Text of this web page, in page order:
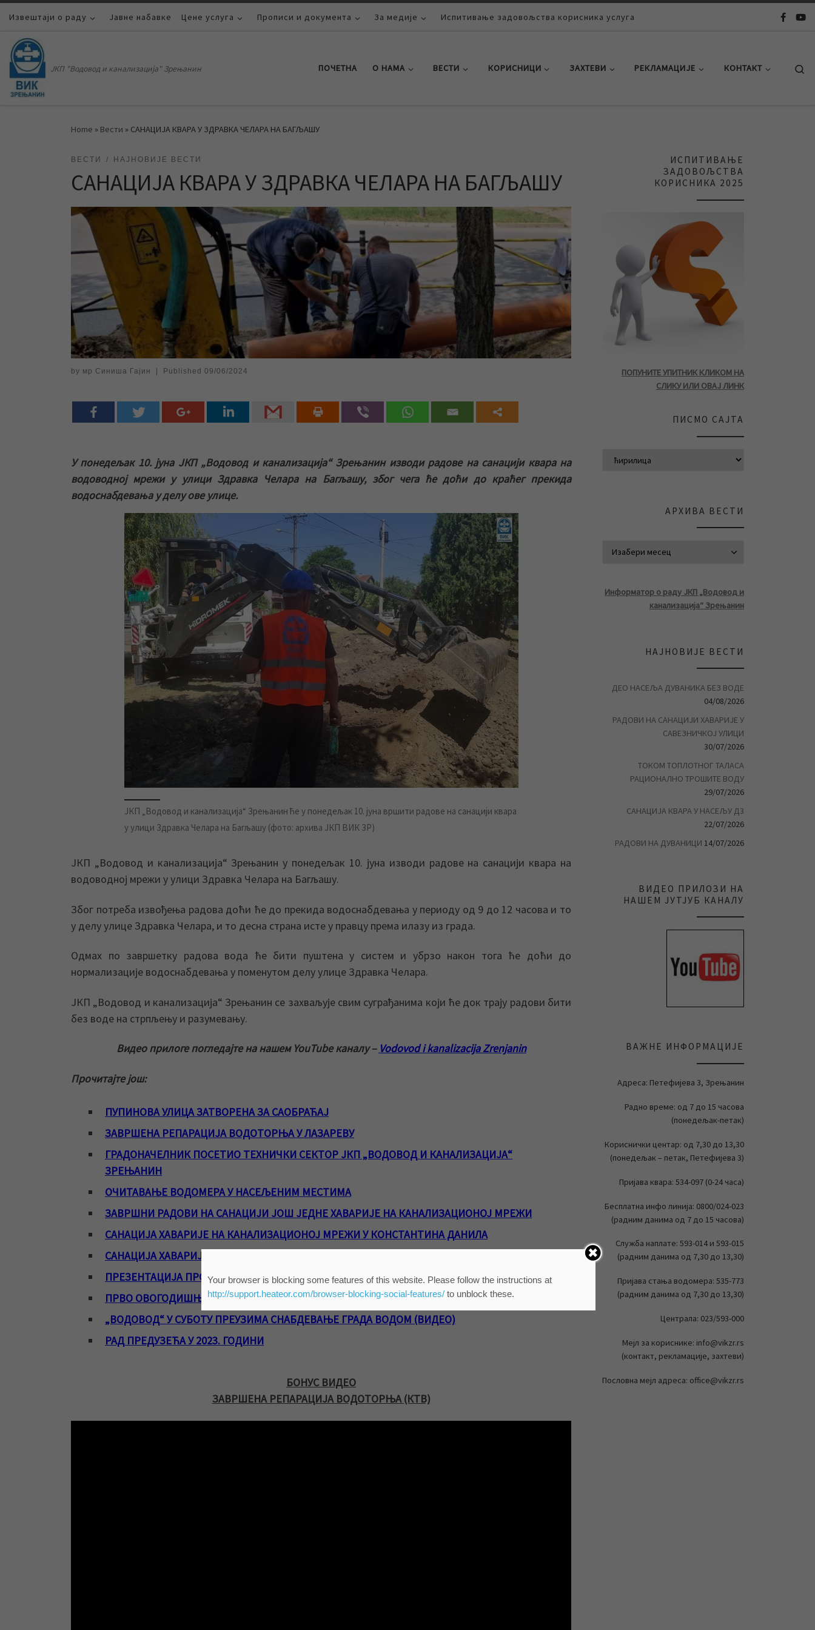
Skip to content
Извештаји о раду Јавне набавке Цене услуга Прописи и документа За медије Испитивање задовољства корисника услуга
ЈКП "Водовод и канализација" Зрењанин ПОЧЕТНА О НАМА ВЕСТИ КОРИСНИЦИ ЗАХТЕВИ РЕКЛАМАЦИЈЕ КОНТАКТ
Home » Вести » САНАЦИЈА КВАРА У ЗДРАВКА ЧЕЛАРА НА БАГЉАШУ
ВЕСТИ НАЈНОВИЈЕ ВЕСТИ
САНАЦИЈА КВАРА У ЗДРАВКА ЧЕЛАРА НА БАГЉАШУ
by мр Синиша Гајин Published 09/06/2024
У понедељак 10. јуна ЈКП „Водовод и канализација“ Зрењанин изводи радове на санацији квара на
водоводној мрежи у улици Здравка Челара на Багљашу, због чега ће доћи до краћег прекида
водоснабдевања у делу ове улице.
ЈКП „Водовод и канализација“ Зрењанин ће у понедељак 10. јуна вршити радове на санацији квара
у улици Здравка Челара на Багљашу (фото: архива ЈКП ВИК ЗР)
ЈКП „Водовод и канализација“ Зрењанин у понедељак 10. јуна изводи радове на санацији квара на
водоводној мрежи у улици Здравка Челара на Багљашу.
Због потреба извођења радова доћи ће до прекида водоснабдевања у периоду од 9 до 12 часова и то
у делу улице Здравка Челара, и то десна страна исте у правцу према илазу из града.
Одмах по завршетку радова вода ће бити пуштена у систем и убрзо након тога ће доћи до
нормализације водоснабдевања у поменутом делу улице Здравка Челара.
ЈКП „Водовод и канализација“ Зрењанин се захваљује свим суграђанима који ће док трају радови бити
без воде на стрпљењу и разумевању.
Видео прилоге погледајте на нашем YouTube каналу – Vodovod i kanalizacija Zrenjanin
Прочитајте још:
ПУПИНОВА УЛИЦА ЗАТВОРЕНА ЗА САОБРАЋАЈ
ЗАВРШЕНА РЕПАРАЦИЈА ВОДОТОРЊА У ЛАЗАРЕВУ
ГРАДОНАЧЕЛНИК ПОСЕТИО ТЕХНИЧКИ СЕКТОР ЈКП „ВОДОВОД И КАНАЛИЗАЦИЈА“
ЗРЕЊАНИН
ОЧИТАВАЊЕ ВОДОМЕРА У НАСЕЉЕНИМ МЕСТИМА
ЗАВРШНИ РАДОВИ НА САНАЦИЈИ ЈОШ ЈЕДНЕ ХАВАРИЈЕ НА КАНАЛИЗАЦИОНОЈ МРЕЖИ
САНАЦИЈА ХАВАРИЈЕ НА КАНАЛИЗАЦИОНОЈ МРЕЖИ У КОНСТАНТИНА ДАНИЛА
САНАЦИЈА ХАВАРИЈЕ НА КАНАЛИЗАЦИОНОЈ МРЕЖИ У МАРКА ОРЕШКОВИЋА
ПРЕЗЕНТАЦИЈА ПРОЈЕКТА СМАЊЕЊА ГУБИТАКА ВОДЕ УМРЕЖИ
ПРВО ОВОГОДИШЊЕ ОЧИТАВАЊЕ ВОДОМЕРА
„ВОДОВОД“ У СУБОТУ ПРЕУЗИМА СНАБДЕВАЊЕ ГРАДА ВОДОМ (ВИДЕО)
РАД ПРЕДУЗЕЋА У 2023. ГОДИНИ
БОНУС ВИДЕО
ЗАВРШЕНА РЕПАРАЦИЈА ВОДОТОРЊА (КТВ)
ИСПИТИВАЊЕ
ЗАДОВОЉСТВА
КОРИСНИКА 2025
ПОПУНИТЕ УПИТНИК КЛИКОМ НА
СЛИКУ ИЛИ ОВАЈ ЛИНК
ПИСМО САЈТА
АРХИВА ВЕСТИ
Информатор о раду ЈКП „Водовод и
канализација“ Зрењанин
НАЈНОВИЈЕ ВЕСТИ
ДЕО НАСЕЉА ДУВАНИКА БЕЗ ВОДЕ
04/08/2026
РАДОВИ НА САНАЦИЈИ ХАВАРИЈЕ У
САВЕЗНИЧКОЈ УЛИЦИ
30/07/2026
ТОКОМ ТОПЛОТНОГ ТАЛАСА
РАЦИОНАЛНО ТРОШИТЕ ВОДУ
29/07/2026
САНАЦИЈА КВАРА У НАСЕЉУ Д3
22/07/2026
РАДОВИ НА ДУВАНИЦИ 14/07/2026
ВИДЕО ПРИЛОЗИ НА
НАШЕМ ЈУТЈУБ КАНАЛУ
ВАЖНЕ ИНФОРМАЦИЈЕ
Адреса: Петефијева 3, Зрењанин
Радно време: од 7 до 15 часова
(понедељак-петак)
Кориснички центар: од 7,30 до 13,30
(понедељак – петак, Петефијева 3)
Пријава квара: 534-097 (0-24 часа)
Бесплатна инфо линија: 0800/024-023
(радним данима од 7 до 15 часова)
Служба наплате: 593-014 и 593-015
(радним данима од 7,30 до 13,30)
Пријава стања водомера: 535-773
(радним данима од 7,30 до 13,30)
Централа: 023/593-000
Мејл за кориснике: info@vikzr.rs
(контакт, рекламације, захтеви)
Пословна мејл адреса: office@vikzr.rs
Your browser is blocking some features of this website. Please follow the instructions at
http://support.heateor.com/browser-blocking-social-features/to unblock these.